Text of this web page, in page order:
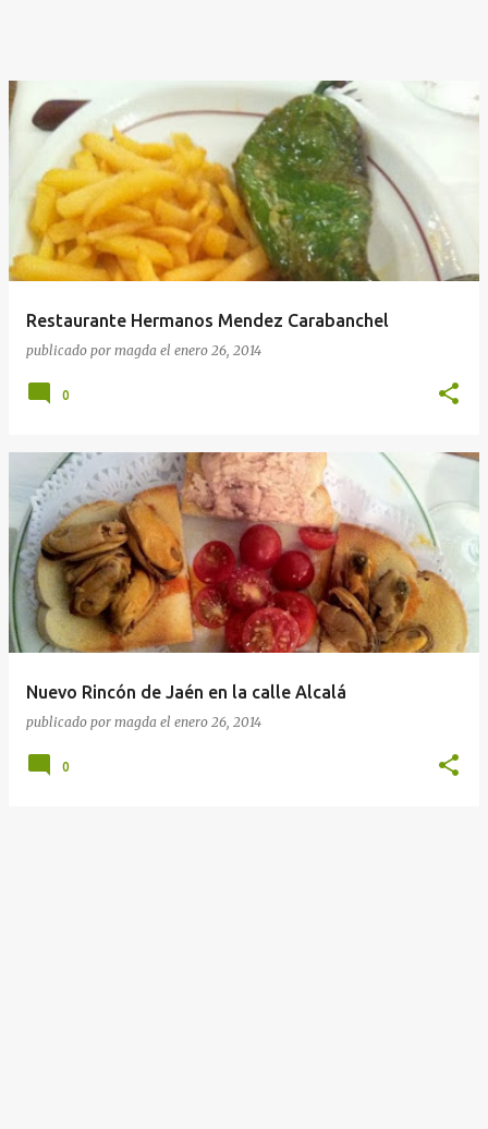
Restaurante Hermanos Mendez Carabanchel
publicado por magda el enero 26, 2014
0
Nuevo Rincón de Jaén en la calle Alcalá
publicado por magda el enero 26, 2014
0